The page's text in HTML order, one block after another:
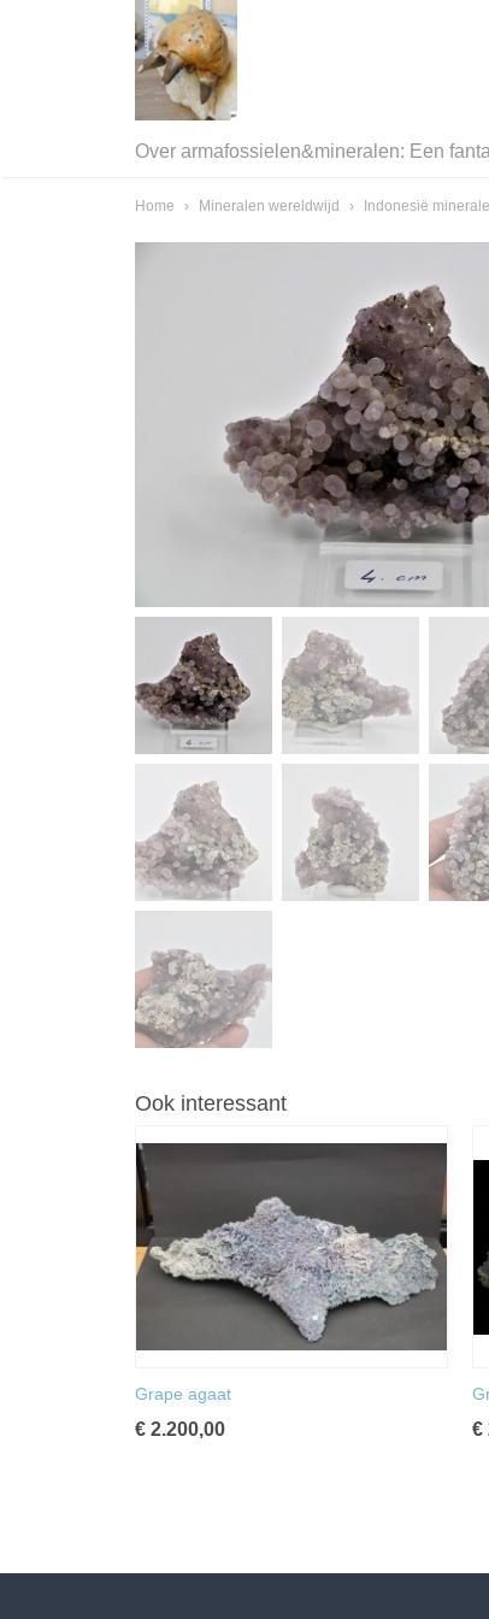
Over armafossielen&mineralen: Een
Home › Mineralen wereldwijd › Indonesië
Ook interessant
Grape agaat
€ 2.200,00 €